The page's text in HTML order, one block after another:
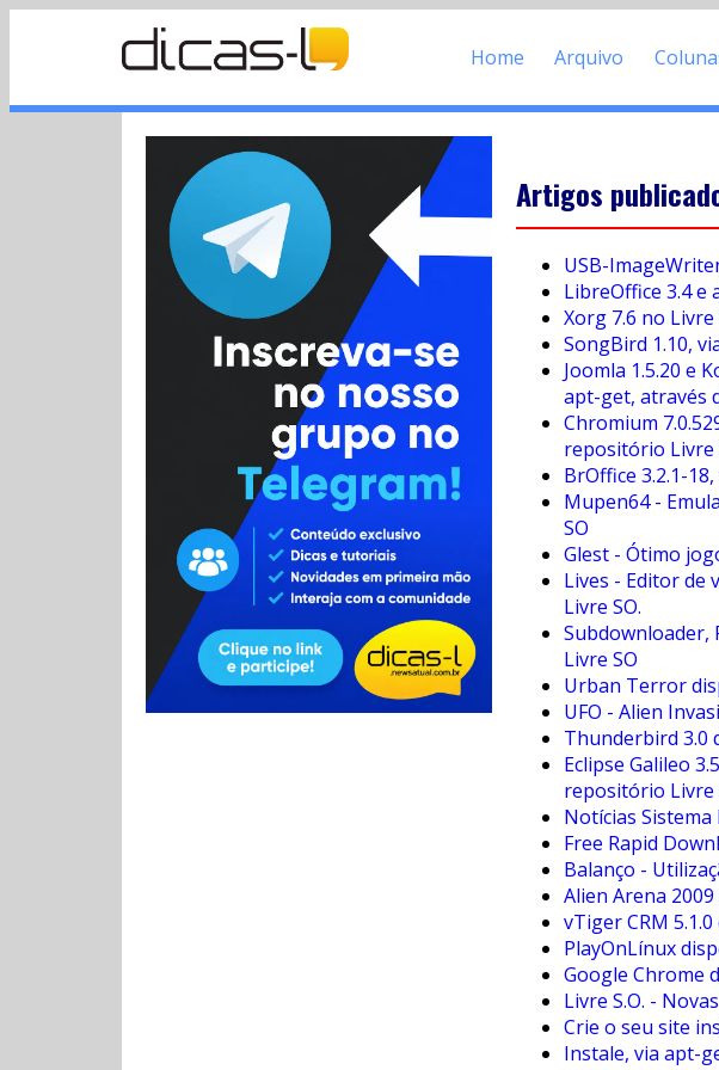
Home Arquivo
Artigos
USB-
LibreOffice 3.4 e
Xorg 7.6 no
SongBird 1.10,
Joomla 1.5.20 e
apt-get, através
Chromium
repositório Livre
BrOffice 3.2.1-
Mupen64 -
SO
Glest - Ótimo
Lives - Editor de
Livre SO.
Subdownloader,
Livre SO
Urban Terror
UFO - Alien
Thunderbird 3.0
Eclipse Galileo
repositório Livre
Notícias Sistema
Free Rapid
Balanço -
Alien Arena
vTiger CRM
PlayOnLínux
Google Chrome
Livre S.O. -
Crie o seu site
Instale, via apt-